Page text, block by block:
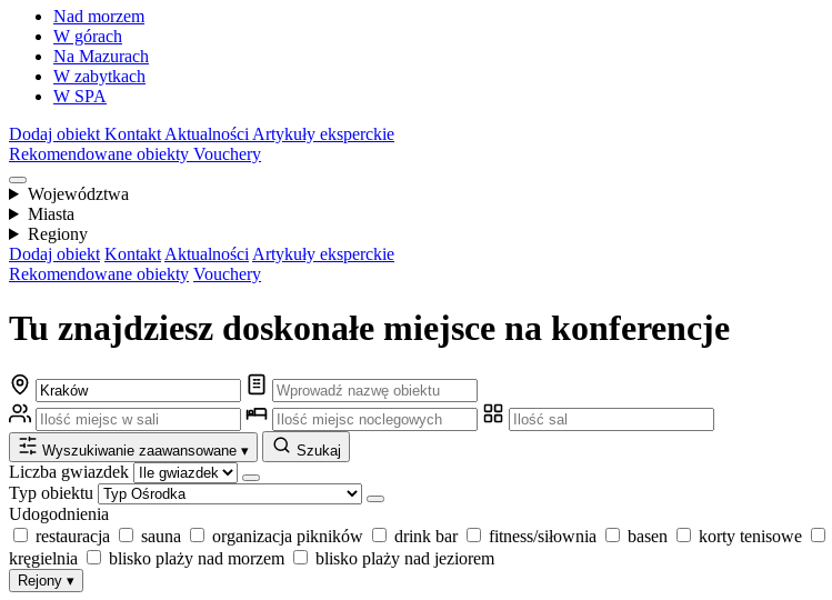
Nad morzem
W górach
Na Mazurach
W zabytkach
W SPA
Dodaj obiekt Kontakt Aktualności Artykuły eksperckie
Rekomendowane obiekty Vouchery
Województwa
Miasta
Regiony
Dodaj obiekt Kontakt Aktualności Artykuły eksperckie
Rekomendowane obiekty Vouchery
Tu znajdziesz doskonałe miejsce na konferencje
Wyszukiwanie zaawansowane ▾ Szukaj
Liczba gwiazdek
Typ obiektu
Udogodnienia
restauracja
sauna organizacja pikników drink bar fitness/siłownia basen korty tenisowe
kręgielnia
blisko plaży nad morzem blisko plaży nad jeziorem
Rejony ▾